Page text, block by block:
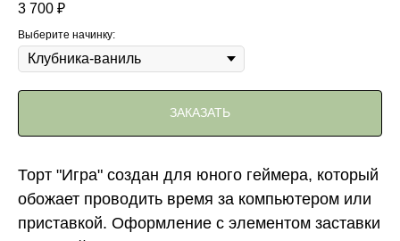
3 700 ₽
Выберите начинку:
ЗАКАЗАТЬ
Торт "Игра" создан для юного геймера, который
обожает проводить время за компьютером или
приставкой. Оформление с элементом заставки